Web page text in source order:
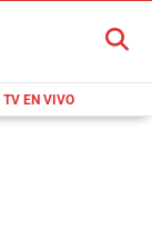
TV EN VIVO
BUSCAR